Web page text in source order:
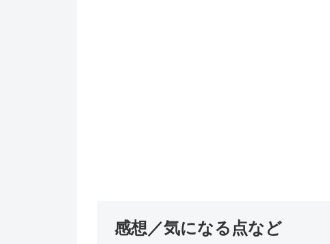
感想／気になる点など